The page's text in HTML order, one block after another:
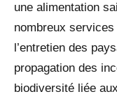
une alimentation
nombreux
l’entretien des
propagation des
biodiversité liée